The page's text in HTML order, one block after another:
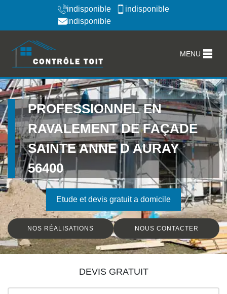
indisponible
indisponible
indisponible
MENU
PROFESSIONNEL EN
RAVALEMENT DE FAÇADE
SAINTE ANNE D AURAY
56400
Etude et devis gratuit a domicile
NOS RÉALISATIONS NOUS CONTACTER
DEVIS GRATUIT